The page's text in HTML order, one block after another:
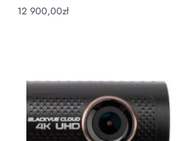
12 900,00zł